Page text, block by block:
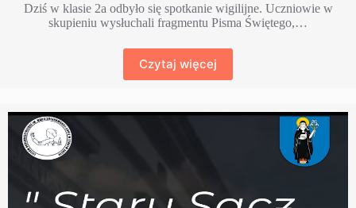
Dziś w klasie 2a odbyło się spotkanie wigilijne. Uczniowie w
skupieniu wysłuchali fragmentu Pisma Świętego,…
Czytaj więcej